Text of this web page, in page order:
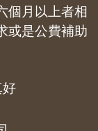
個月以上者相
或是公費補助
好